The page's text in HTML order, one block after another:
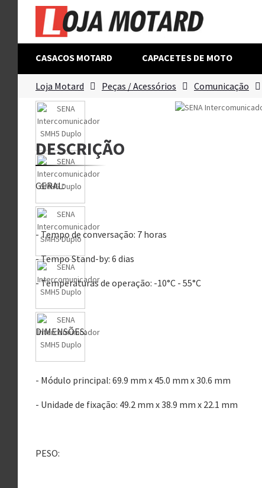
CASACOS MOTARD CAPACETES DE MOTO
Loja Motard Peças / Acessórios Comunicação
DESCRIÇÃO
GERAL:
- Tempo de conversação: 7 horas
- Tempo Stand-by: 6 dias
- Temperaturas de operação: -10°C - 55°C
DIMENSÕES:
- Módulo principal: 69.9 mm x 45.0 mm x 30.6 mm
- Unidade de fixação: 49.2 mm x 38.9 mm x 22.1 mm
PESO: